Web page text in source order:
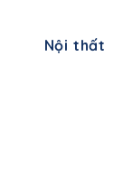
Nội thất